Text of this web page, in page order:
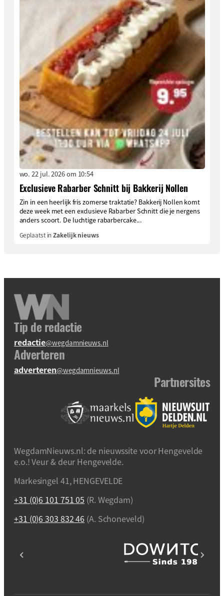
wo. 22 jul. 2026 om 10:54
Exclusieve Rabarber Schnitt bij Bakkerij Nollen
Zin in een heerlijk fris zomerse traktatie? Bakkerij Nollen komt
deze week met een exclusieve Rabarber Schnitt die je nergens
anders scoort. De luchtige rabarbercake...
Geplaatst inZakelijk nieuws
Tip de redactie
redactie@wegdamnieuws.nl
Adverteren
adverteren@wegdamnieuws.nl
Partnersites
WegdamNieuws.nl: de nieuwssite voor Hengevelde
e.o.! Veur & deur Hengevelde.
Markesingel 41, HENGEVELDE
+31 (0)6 101 751 05 (R. Wegdam)
+31 (0)6 303 832 46 (A. Schoneveld)